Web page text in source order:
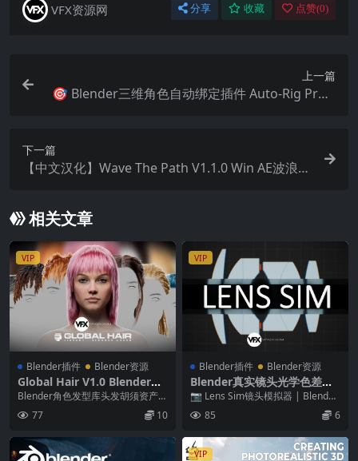
VFX资源网 分享 收藏 点赞(0)
上一篇
🎯 Blender三维角色自动绑定插件 Auto-Rig Pro v
下一篇
【中文汉化】Wave The Path V1.1.0 Win AE波浪波
相关文章
VIP
Blender插件 Blender资源
Global Hair V1.0 Blender角
色发型库头发胡须资产预设插
Blender角色发型库头发胡须资产预
77 10
VIP
Blender插件 Blender资源
Blender真实镜头光学色差畸
变柔光虚焦效果插件 Lens Si
📷 Lens Sim镜头模拟器 | Blender
85 6
VIP